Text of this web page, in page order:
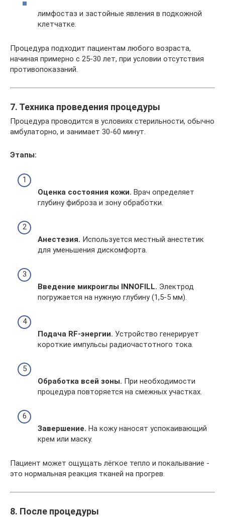
лимфостаз и застойные явления в подкожной
клетчатке.
Процедура подходит пациентам любого возраста,
начиная примерно с 25-30 лет, при условии отсутствия
противопоказаний.
7. Техника проведения процедуры
Процедура проводится в условиях стерильности, обычно
амбулаторно, и занимает 30-60 минут.
Этапы:
Оценка состояния кожи. Врач определяет
глубину фиброза и зону обработки.
Анестезия. Используется местный анестетик
для уменьшения дискомфорта.
Введение микроиглы INNOFILL. Электрод
погружается на нужную глубину (1,5-5 мм).
Подача RF-энергии. Устройство генерирует
короткие импульсы радиочастотного тока.
Обработка всей зоны. При необходимости
процедура повторяется на смежных участках.
Завершение. На кожу наносят успокаивающий
крем или маску.
Пациент может ощущать лёгкое тепло и покалывание -
это нормальная реакция тканей на прогрев.
8. После процедуры